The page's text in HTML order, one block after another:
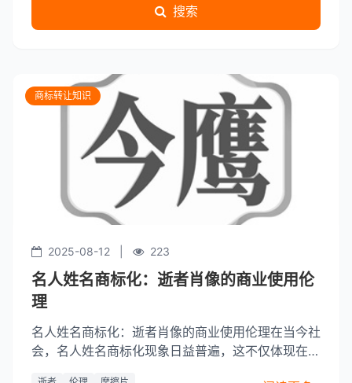
搜索
商标转让知识
2025-08-12 223
名人姓名商标化：逝者肖像的商业使用伦
理
名人姓名商标化：逝者肖像的商业使用伦理在当今社
会，名人姓名商标化现象日益普遍，这不仅体现在品